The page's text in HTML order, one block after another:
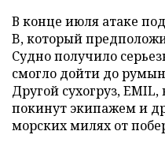
В конце июля атаке
B, который
Судно получило
смогло дойти до
Другой сухогруз,
покинут экипажем и
морских милях от